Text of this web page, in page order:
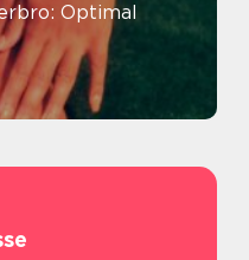
Optimal